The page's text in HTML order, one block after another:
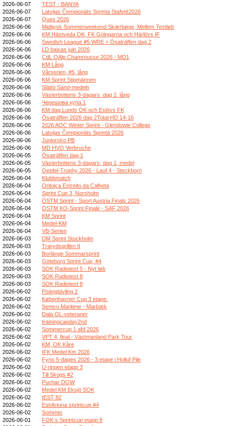
2026-06-07
TEST - BANYA
2026-06-07
Latvijas Čempionāts Sprinta Stafetē2026
2026-06-07
Ques 2026
2026-06-06
Midtjysk Sommerweekend Skærbøge, Mellem Testløb
2026-06-06
KM Hästveda OK, FK Göingarna och Härlövs IF
2026-06-06
Swedish League #5 WRE + Ösaträffen dag 2
2026-06-06
LD baixas juin 2026
2026-06-06
CdL OAlp Chamrousse 2026 - MD1
2026-06-06
KM Lång
2026-06-06
Vårserien, #5, lång
2026-06-06
KM Sprint Stigmännen
2026-06-06
Slättö Sand-medeln
2026-06-06
Västerbottens 3-dagars, dag 2, lång
2026-06-06
Черешова купа 1
2026-06-06
KM dag Lunds OK och Eslövs FK
2026-06-06
Ösaträffen 2026 dag 2Total HD 14-16
2026-06-06
2026 AOC Winter Sprint - Glendowie College
2026-06-06
Latvijas Čempionāts Sprintā 2026
2026-06-06
Juniorsko PB
2026-06-06
MD HVO Verbruche
2026-06-05
Ösaträffen dag 1
2026-06-05
Västerbottens 3-dagars, dag 1, medel
2026-06-05
Oepfel-Trophy 2026 - Lauf 4 - Steckborn
2026-06-04
Klubbmatch
2026-06-04
Oritoiça Estreito da Calheta
2026-06-04
Sprint Cup 3, Norsholm
2026-06-04
ÖSTM Sprint - Sport Austria Finals 2026
2026-06-04
ÖSTM KO-Sprint Finale - SAF 2026
2026-06-04
KM Sprint
2026-06-04
Medel-KM
2026-06-04
VB-Serien
2026-06-03
DM Sprint Stockholm
2026-06-03
Trarydsgrillen II
2026-06-03
Borlänge Sommarsprint
2026-06-03
Göteborg Sprint Cup, #4
2026-06-03
SOK Radiotest 5 - Nyt løb
2026-06-03
SOK Radiotest 8
2026-06-03
SOK Radiotest 8
2026-06-02
Poängtävling 2
2026-06-02
Københavner Cup 3 etape.
2026-06-02
Semco Maritime - Marbæk
2026-06-02
Dala OL-veteraner
2026-06-02
trainingcapday2nd
2026-06-02
Sommercup 1 afd 2026
2026-06-02
VPT 4, final - Västmanland Park Tour
2026-06-02
KM, OK Kåre
2026-06-02
IFK Medel Km 2026
2026-06-02
Fyns 5-dages 2026 - 3 etape i Holluf Pile
2026-06-02
U-ringen etapp 3
2026-06-02
Till Skogs #2
2026-06-02
Puchar DGW
2026-06-02
Medel KM Eksjö SOK
2026-06-02
tEST 82
2026-06-02
Eskilstuna sprintcup #4
2026-06-02
Sommer
2026-06-01
FOK:s Sprintcup etapp 8